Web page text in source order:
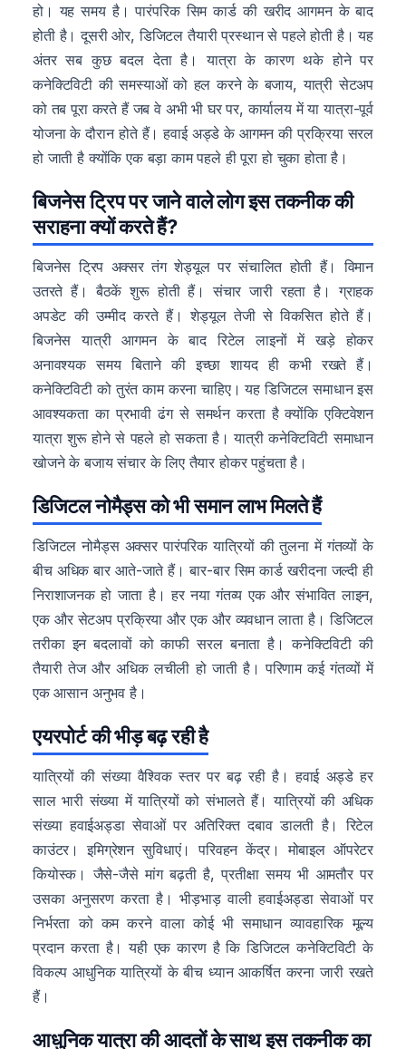
हो। यह समय है। पारंपरिक सिम कार्ड की खरीद आगमन के बाद
होती है। दूसरी ओर, डिजिटल तैयारी प्रस्थान से पहले होती है। यह
अंतर सब कुछ बदल देता है। यात्रा के कारण थके होने पर
कनेक्टिविटी की समस्याओं को हल करने के बजाय, यात्री सेटअप
को तब पूरा करते हैं जब वे अभी भी घर पर, कार्यालय में या यात्रा-पूर्व
योजना के दौरान होते हैं। हवाई अड्डे के आगमन की प्रक्रिया सरल
हो जाती है क्योंकि एक बड़ा काम पहले ही पूरा हो चुका होता है।
बिजनेस ट्रिप पर जाने वाले लोग इस तकनीक की
सराहना क्यों करते हैं?
बिजनेस ट्रिप अक्सर तंग शेड्यूल पर संचालित होती हैं। विमान
उतरते हैं। बैठकें शुरू होती हैं। संचार जारी रहता है। ग्राहक
अपडेट की उम्मीद करते हैं। शेड्यूल तेजी से विकसित होते हैं।
बिजनेस यात्री आगमन के बाद रिटेल लाइनों में खड़े होकर
अनावश्यक समय बिताने की इच्छा शायद ही कभी रखते हैं।
कनेक्टिविटी को तुरंत काम करना चाहिए। यह डिजिटल समाधान इस
आवश्यकता का प्रभावी ढंग से समर्थन करता है क्योंकि एक्टिवेशन
यात्रा शुरू होने से पहले हो सकता है। यात्री कनेक्टिविटी समाधान
खोजने के बजाय संचार के लिए तैयार होकर पहुंचता है।
डिजिटल नोमैड्स को भी समान लाभ मिलते हैं
डिजिटल नोमैड्स अक्सर पारंपरिक यात्रियों की तुलना में गंतव्यों के
बीच अधिक बार आते-जाते हैं। बार-बार सिम कार्ड खरीदना जल्दी ही
निराशाजनक हो जाता है। हर नया गंतव्य एक और संभावित लाइन,
एक और सेटअप प्रक्रिया और एक और व्यवधान लाता है। डिजिटल
तरीका इन बदलावों को काफी सरल बनाता है। कनेक्टिविटी की
तैयारी तेज और अधिक लचीली हो जाती है। परिणाम कई गंतव्यों में
एक आसान अनुभव है।
एयरपोर्ट की भीड़ बढ़ रही है
यात्रियों की संख्या वैश्विक स्तर पर बढ़ रही है। हवाई अड्डे हर
साल भारी संख्या में यात्रियों को संभालते हैं। यात्रियों की अधिक
संख्या हवाईअड्डा सेवाओं पर अतिरिक्त दबाव डालती है। रिटेल
काउंटर। इमिग्रेशन सुविधाएं। परिवहन केंद्र। मोबाइल ऑपरेटर
कियोस्क। जैसे-जैसे मांग बढ़ती है, प्रतीक्षा समय भी आमतौर पर
उसका अनुसरण करता है। भीड़भाड़ वाली हवाईअड्डा सेवाओं पर
निर्भरता को कम करने वाला कोई भी समाधान व्यावहारिक मूल्य
प्रदान करता है। यही एक कारण है कि डिजिटल कनेक्टिविटी के
विकल्प आधुनिक यात्रियों के बीच ध्यान आकर्षित करना जारी रखते
हैं।
आधुनिक यात्रा की आदतों के साथ इस तकनीक का